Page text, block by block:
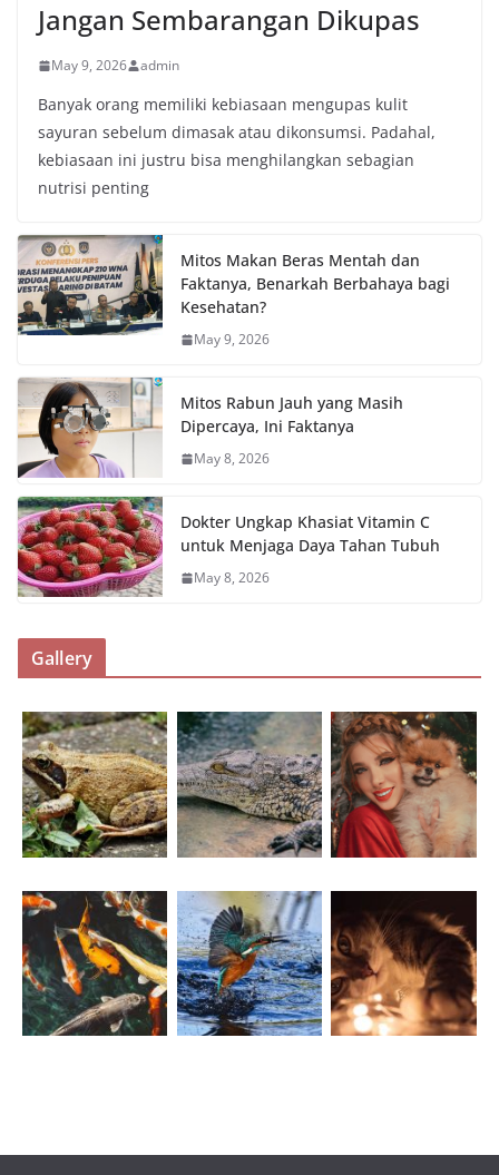
Jangan Sembarangan Dikupas
May 9, 2026 admin
Banyak orang memiliki kebiasaan mengupas kulit
sayuran sebelum dimasak atau dikonsumsi. Padahal,
kebiasaan ini justru bisa menghilangkan sebagian
nutrisi penting
Mitos Makan Beras Mentah dan
Faktanya, Benarkah Berbahaya bagi
Kesehatan?
May 9, 2026
Mitos Rabun Jauh yang Masih
Dipercaya, Ini Faktanya
May 8, 2026
Dokter Ungkap Khasiat Vitamin C
untuk Menjaga Daya Tahan Tubuh
May 8, 2026
Gallery